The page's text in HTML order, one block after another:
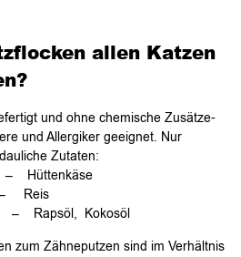
allen Katzen
und ohne chemische Zusätze-
und Allergiker geeignet. Nur
Zutaten:
– Hüttenkäse
– Reis
– Rapsöl, Kokosöl
zum Zähneputzen sind im Verhältnis